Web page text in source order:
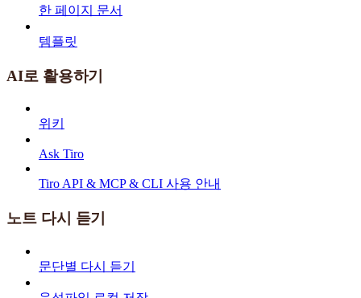
한 페이지 문서
템플릿
AI로 활용하기
위키
Ask Tiro
Tiro API & MCP & CLI 사용 안내
노트 다시 듣기
문단별 다시 듣기